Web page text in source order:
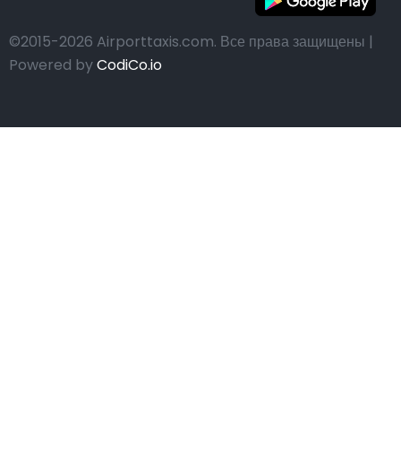
©2015-2026 Airporttaxis.com. Все права защищены |
Powered byCodiCo.io